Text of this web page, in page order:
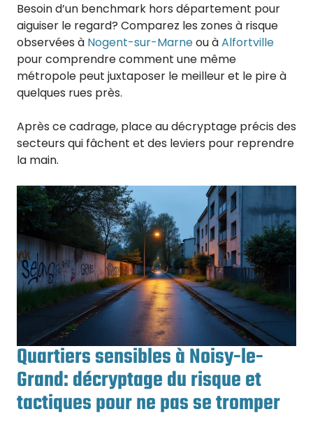
Besoin d’un benchmark hors département pour
aiguiser le regard? Comparez les zones à risque
observées à Nogent-sur-Marneou àAlfortville
pour comprendre comment une même
métropole peut juxtaposer le meilleur et le pire à
quelques rues près.
Après ce cadrage, place au décryptage précis des
secteurs qui fâchent et des leviers pour reprendre
la main.
Quartiers sensibles à Noisy-le-
Grand: décryptage du risque et
tactiques pour ne pas se tromper